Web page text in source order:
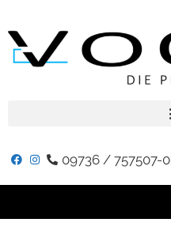
09736 / 757507-0